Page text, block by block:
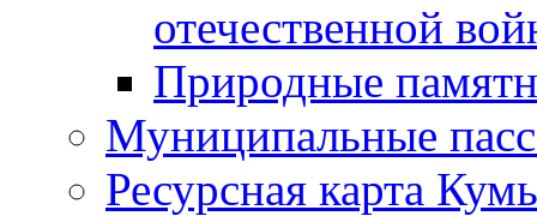
отечественной
Природные
Муниципальные
Ресурсная карта